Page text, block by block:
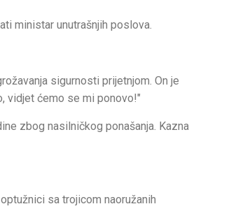
ministar unutrašnjih poslova.
sigurnosti prijetnjom. On je
vidjet ćemo se mi ponovo!"
zbog nasilničkog ponašanja. Kazna
sa trojicom naoružanih